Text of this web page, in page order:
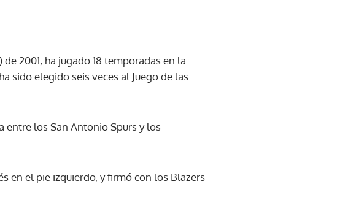
2001, ha jugado 18 temporadas en la
sido elegido seis veces al Juego de las
entre los San Antonio Spurs y los
en el pie izquierdo, y firmó con los Blazers